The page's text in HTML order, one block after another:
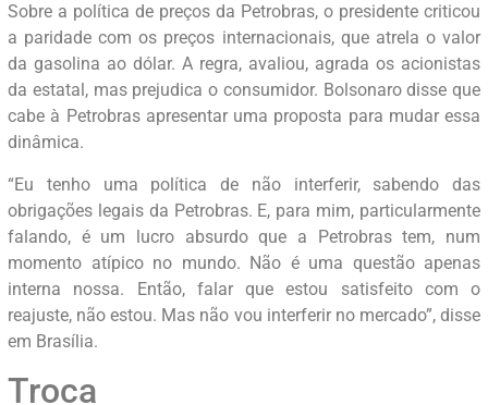
Sobre a política de preços da Petrobras, o presidente criticou
a paridade com os preços internacionais, que atrela o valor
da gasolina ao dólar. A regra, avaliou, agrada os acionistas
da estatal, mas prejudica o consumidor. Bolsonaro disse que
cabe à Petrobras apresentar uma proposta para mudar essa
dinâmica.
“Eu tenho uma política de não interferir, sabendo das
obrigações legais da Petrobras. E, para mim, particularmente
falando, é um lucro absurdo que a Petrobras tem, num
momento atípico no mundo. Não é uma questão apenas
interna nossa. Então, falar que estou satisfeito com o
reajuste, não estou. Mas não vou interferir no mercado”, disse
em Brasília.
Troca